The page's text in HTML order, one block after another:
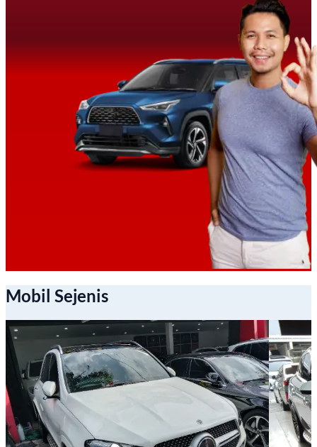
Mobil Sejenis